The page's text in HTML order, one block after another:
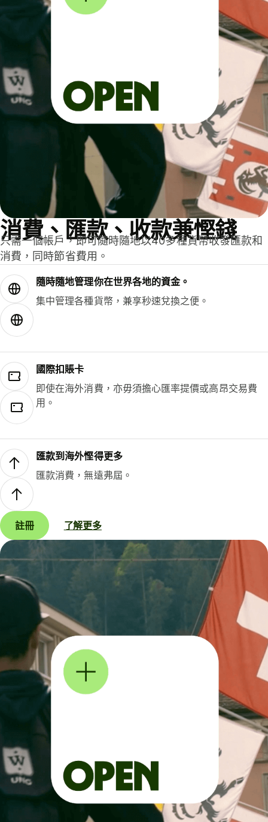
消費、匯款、收款兼慳錢
只需一個帳戶，即可隨時隨地以40多種貨幣收發匯款和
消費，同時節省費用。
隨時隨地管理你在世界各地的資金。
集中管理各種貨幣，兼享秒速兌換之便。
國際扣賬卡
即使在海外消費，亦毋須擔心匯率提價或高昂交易費
用。
匯款到海外慳得更多
匯款消費，無遠弗屆。
註冊 了解更多